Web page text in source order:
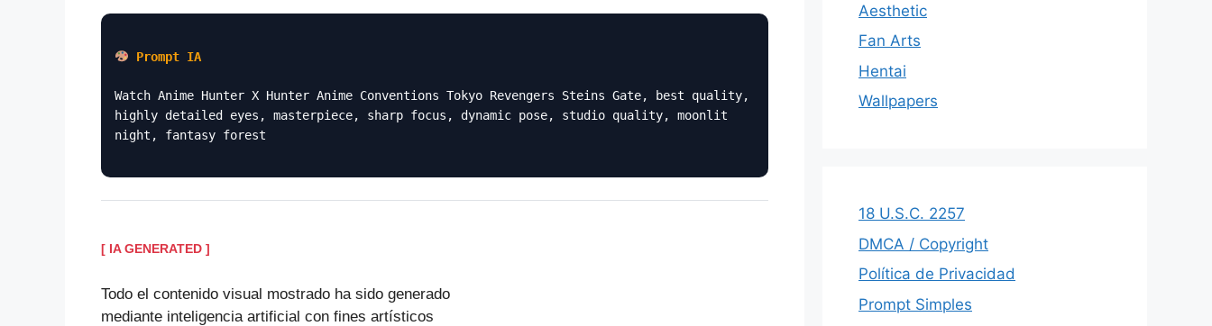
Prompt IA
Watch Anime Hunter X Hunter Anime Conventions Tokyo Revengers Steins Gate, best quality,
highly detailed eyes, masterpiece, sharp focus, dynamic pose, studio quality, moonlit
night, fantasy forest
[ IA GENERATED ]
Todo el contenido visual mostrado ha sido generado
mediante inteligencia artificial con fines artísticos
Aesthetic
Fan Arts
Hentai
Wallpapers
18 U.S.C. 2257
DMCA / Copyright
Política de Privacidad
Prompt Simples